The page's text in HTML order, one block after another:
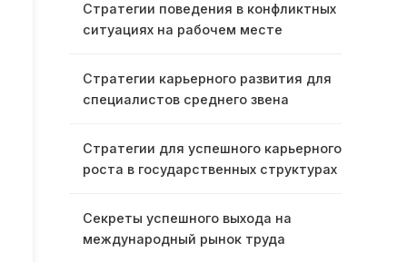
Стратегии поведения в конфликтных
ситуациях на рабочем месте
Стратегии карьерного развития для
специалистов среднего звена
Стратегии для успешного карьерного
роста в государственных структурах
Секреты успешного выхода на
международный рынок труда